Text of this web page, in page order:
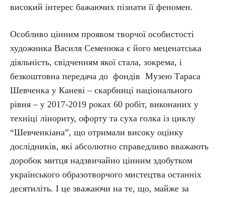
високий інтерес бажаючих пізнати її феномен.
Особливо цінним проявом творчої особистості
художника Василя Семенюка є його меценатська
діяльність, свідченням якої стала, зокрема, і
безкоштовна передача до фондів Музею Тараса
Шевченка у Каневі – скарбниці національного
рівня – у 2017-2019 роках 60 робіт, виконаних у
техніці лінориту, офорту та суха голка із циклу
“Шевченкіана”, що отримали високу оцінку
дослідників, які абсолютно справедливо вважають
доробок митця надзвичайно цінним здобутком
українського образотворчого мистецтва останніх
десятиліть. І це зважаючи на те, що, майже за